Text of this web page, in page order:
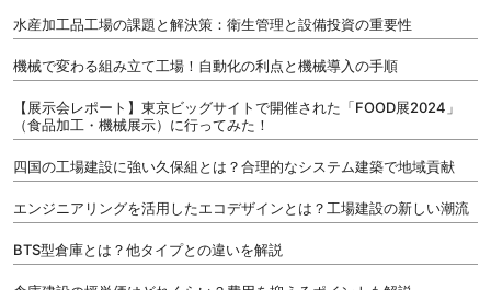
水産加工品工場の課題と解決策：衛生管理と設備投資の重要性
機械で変わる組み立て工場！自動化の利点と機械導入の手順
【展示会レポート】東京ビッグサイトで開催された「FOOD展2024」
（食品加工・機械展示）に行ってみた！
四国の工場建設に強い久保組とは？合理的なシステム建築で地域貢献
エンジニアリングを活用したエコデザインとは？工場建設の新しい潮流
BTS型倉庫とは？他タイプとの違いを解説